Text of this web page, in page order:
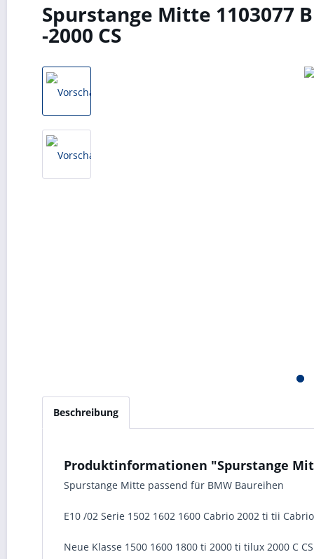
Spurstange Mitte 1103077
-2000 CS
Beschreibung
Produktinformationen "Spurstange
Spurstange Mitte passend für BMW Baureihen
E10 /02 Serie 1502 1602 1600 Cabrio 2002 ti tii
Neue Klasse 1500 1600 1800 ti 2000 ti tilux 2000 C